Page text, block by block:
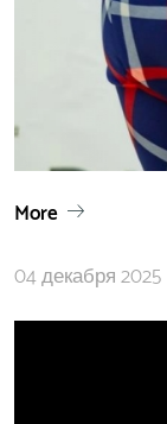
More
04 декабря 2025